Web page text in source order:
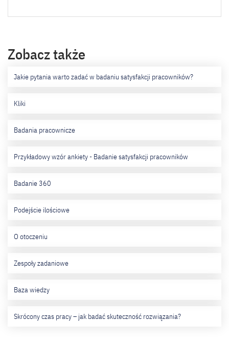
Zobacz także
Jakie pytania warto zadać w badaniu satysfakcji pracowników?
Kliki
Badania pracownicze
Przykładowy wzór ankiety - Badanie satysfakcji pracowników
Badanie 360
Podejście ilościowe
O otoczeniu
Zespoły zadaniowe
Baza wiedzy
Skrócony czas pracy – jak badać skuteczność rozwiązania?